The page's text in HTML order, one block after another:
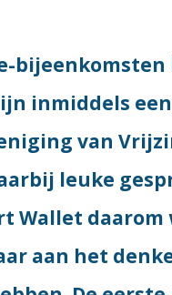
inmiddels
van
leuke
Wallet
aan het